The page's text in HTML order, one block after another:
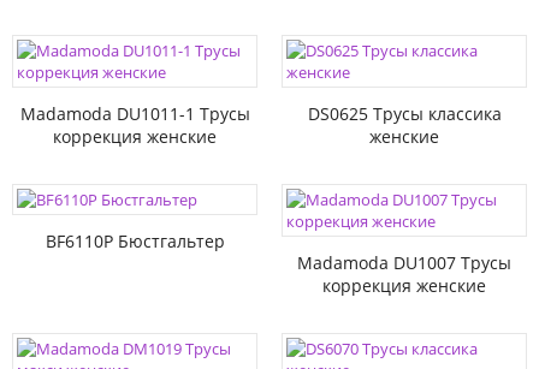
Madamoda DU1011-1 Трусы
коррекция женские
DS0625 Трусы классика
женские
BF6110P Бюстгальтер
Madamoda DU1007 Трусы
коррекция женские